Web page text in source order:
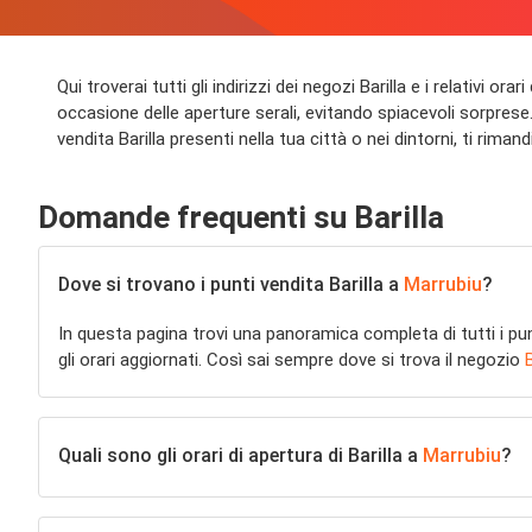
Qui troverai tutti gli indirizzi dei negozi Barilla e i relativi
occasione delle aperture serali, evitando spiacevoli
vendita Barilla presenti nella tua città o nei dintorni, ti
Domande frequenti su Barilla
Dove si trovano i punti vendita Barilla a Marrubiu?
In questa pagina trovi una panoramica completa di tutti i
gli orari aggiornati. Così sai sempre dove si trova il negozio
Quali sono gli orari di apertura di Barilla a Marrubiu?